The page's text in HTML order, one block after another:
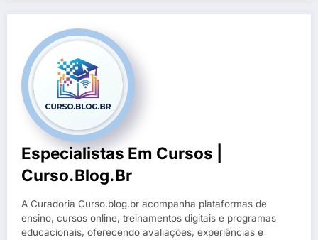
Especialistas Em Cursos |
Curso.blog.br
A Curadoria Curso.blog.br acompanha plataformas de
ensino, cursos online, treinamentos digitais e programas
educacionais, oferecendo avaliações, experiências e